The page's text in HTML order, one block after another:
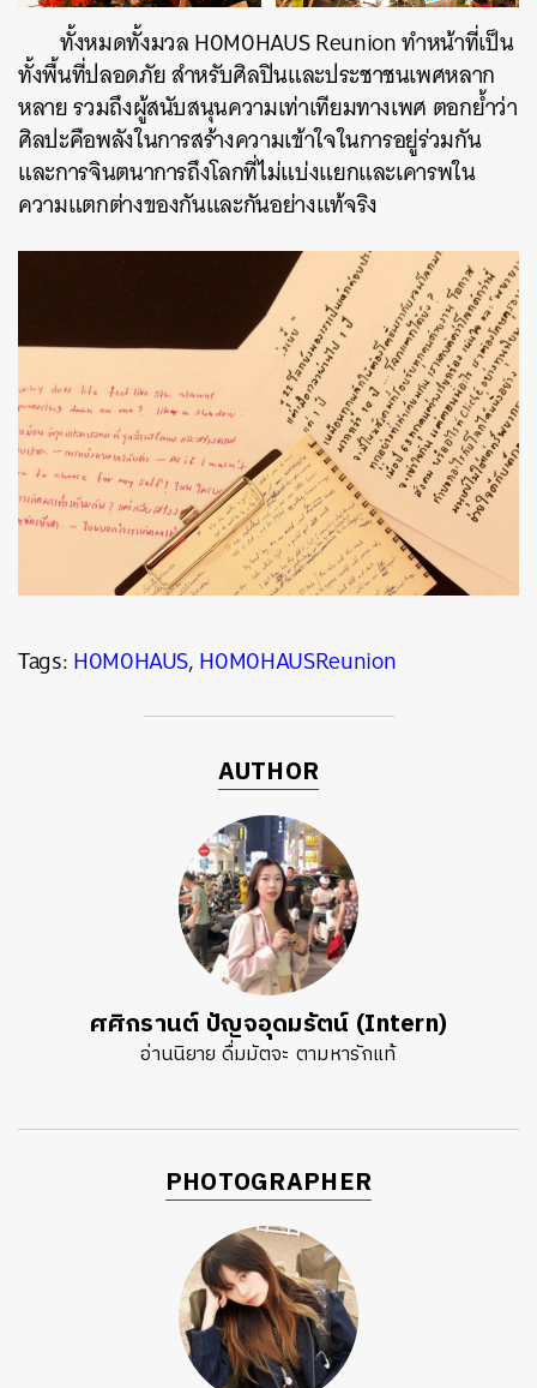
ทั้งหมดทั้งมวล H0M0HAUS Reunion ทำหน้าที่เป็น
ทั้งพื้นที่ปลอดภัย สำหรับศิลปินและประชาชนเพศหลาก
หลาย รวมถึงผู้สนับสนุนความเท่าเทียมทางเพศ ตอกย้ำว่า
ศิลปะคือพลังในการสร้างความเข้าใจในการอยู่ร่วมกัน
และการจินตนาการถึงโลกที่ไม่แบ่งแยกและเคารพใน
ความแตกต่างของกันและกันอย่างแท้จริง
Tags:H0M0HAUS,H0M0HAUSReunion
AUTHOR
ศศิกรานต์ ปัญจอุดมรัตน์ (Intern)
อ่านนิยาย ดื่มมัตจะ ตามหารักแท้
PHOTOGRAPHER